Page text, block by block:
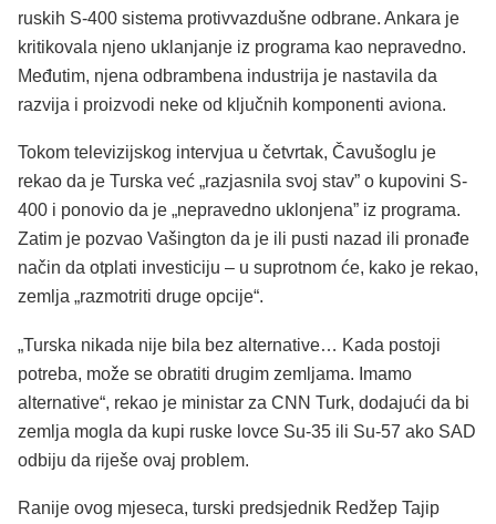
ruskih S-400 sistema protivvazdušne odbrane. Ankara je
kritikovala njeno uklanjanje iz programa kao nepravedno.
Međutim, njena odbrambena industrija je nastavila da
razvija i proizvodi neke od ključnih komponenti aviona.
Tokom televizijskog intervjua u četvrtak, Čavušoglu je
rekao da je Turska već „razjasnila svoj stav” o kupovini S-
400 i ponovio da je „nepravedno uklonjena” iz programa.
Zatim je pozvao Vašington da je ili pusti nazad ili pronađe
način da otplati investiciju – u suprotnom će, kako je rekao,
zemlja „razmotriti druge opcije“.
„Turska nikada nije bila bez alternative… Kada postoji
potreba, može se obratiti drugim zemljama. Imamo
alternative“, rekao je ministar za CNN Turk, dodajući da bi
zemlja mogla da kupi ruske lovce Su-35 ili Su-57 ako SAD
odbiju da riješe ovaj problem.
Ranije ovog mjeseca, turski predsjednik Redžep Tajip